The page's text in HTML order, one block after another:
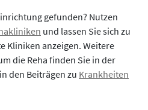
gefunden? Nutzen
und lassen Sie sich zu
Kliniken anzeigen. Weitere
die Reha finden Sie in der
den Beiträgen zu Krankheiten